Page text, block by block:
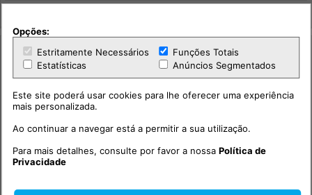
Opções:
Estritamente Necessários
Funções Totais
Estatísticas
Anúncios Segmentados
Este site poderá usar cookies para lhe oferecer uma experiência
mais personalizada.
Ao continuar a navegar está a permitir a sua utilização.
Para mais detalhes, consulte por favor a nossaPolítica de
Privacidade